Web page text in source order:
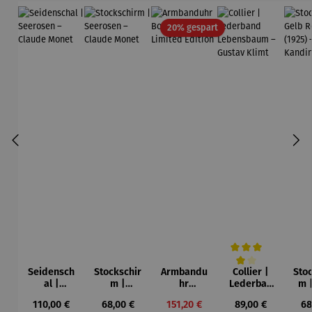
Seidensch
al |
– Claude
Regulärer Preis:
110,00 €
Stockschir
m |
– Claude
Regulärer Preis:
68,00 €
20% gespartRabatt
Armbandu
hr
Limited
Verkaufspreis:
151,20 €
Durchschnittliche
Collier |
Lederban
Lebensba
Regulärer Preis:
89,00 €
m